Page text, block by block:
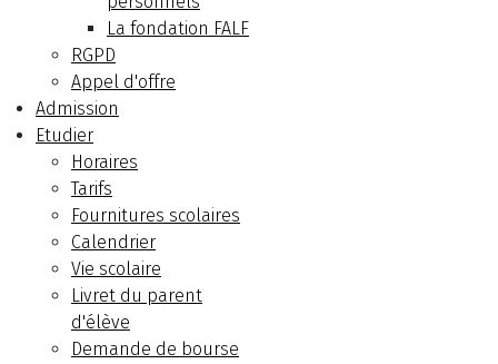
La fondation FALF
RGPD
Appel d'offre
Admission
Etudier
Horaires
Tarifs
Fournitures scolaires
Calendrier
Vie scolaire
Livret du parent
d'élève
Demande de bourse